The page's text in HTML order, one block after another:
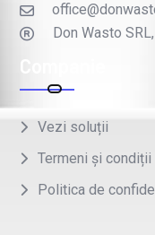
Don Wasto
Vezi soluții
Termeni și condiții
Politica de